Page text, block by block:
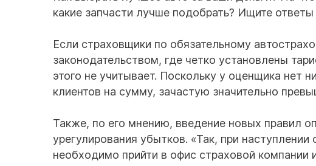
какие запчасти лучше подобрать? Ищите
Если страховщики по обязательному
законодательством, где четко установлены
этого не учитывает. Поскольку у оценщика нет
клиентов на сумму, зачастую значительно
Также, по его мнению, введение новых правил
урегулирования убытков. «Так, при
необходимо прийти в офис страховой компании